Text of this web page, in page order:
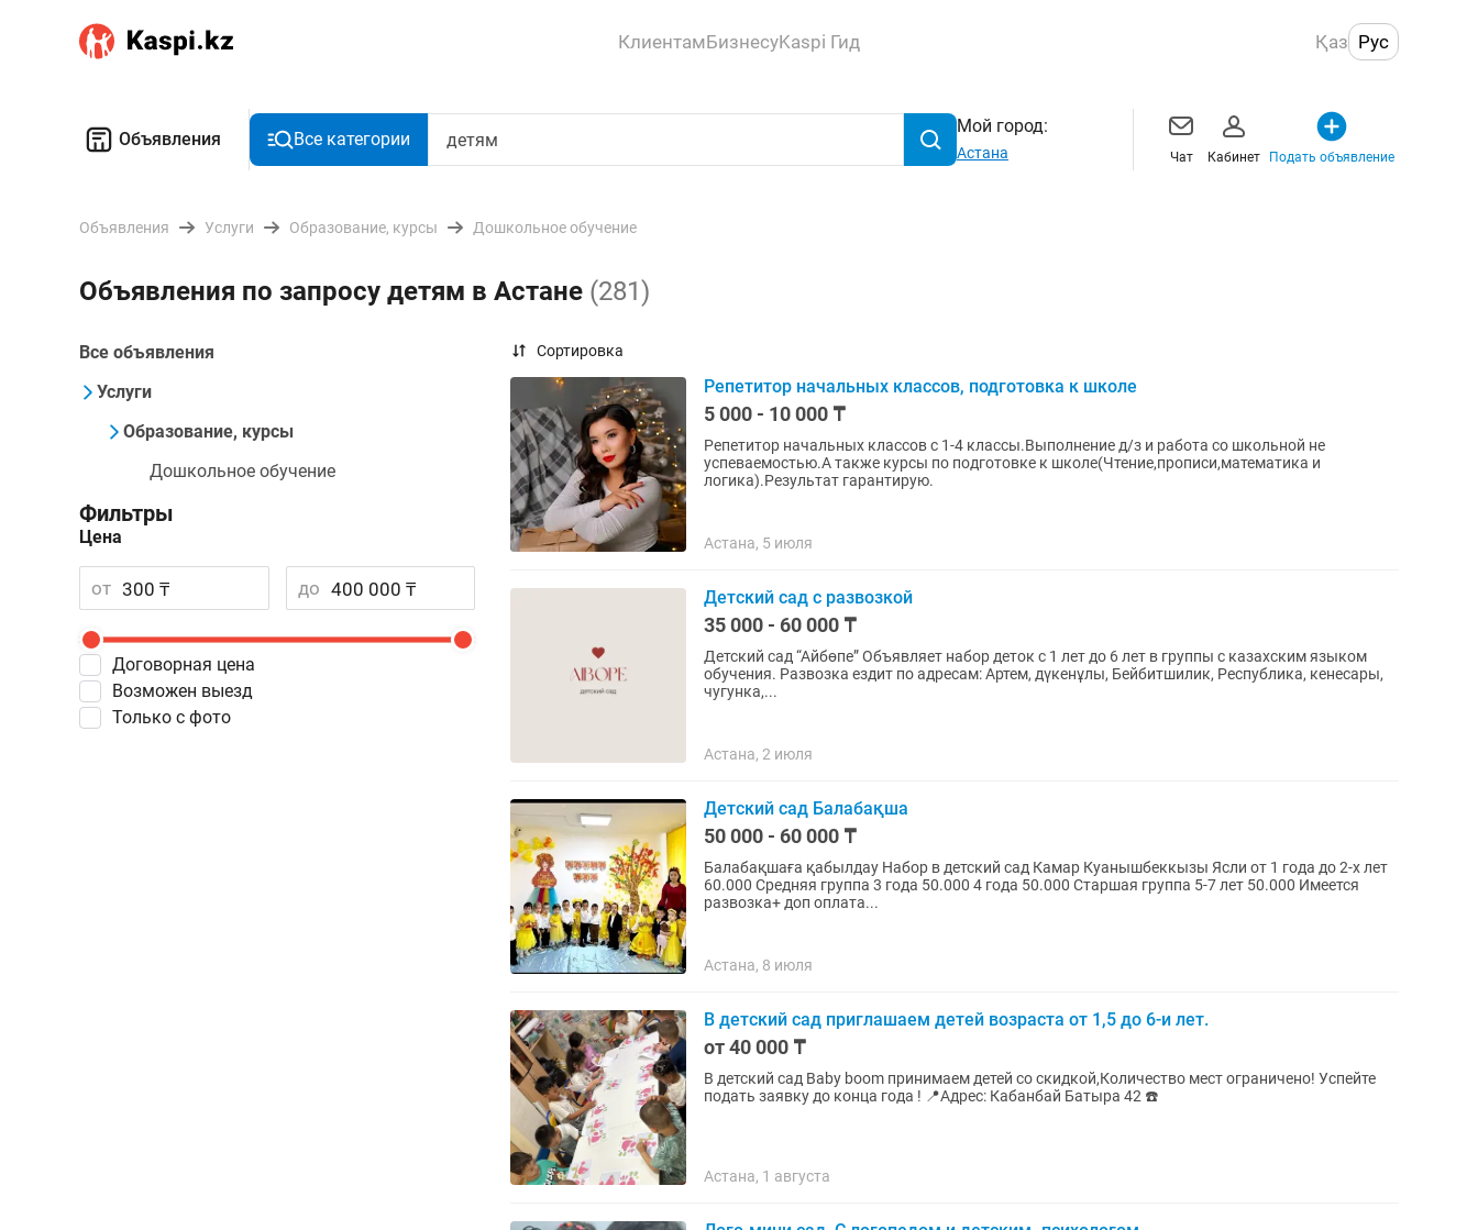
КлиентамБизнесуKaspi Гид Қаз Рус
Объявления Все категории
Мой город:
Астана Чат Кабинет Подать объявление
Объявления Услуги Образование, курсы Дошкольное обучение
Объявления по запросу детям в Астане (281)
Все объявления
Услуги
Образование, курсы
Дошкольное обучение
Фильтры
Цена
от до
Договорная цена
Возможен выезд
Только с фото
Сортировка
Репетитор начальных классов, подготовка к школе
5 000 - 10 000 ₸
Репетитор начальных классов с 1-4 классы.Выполнение д/з и работа со школьной не
успеваемостью.А также курсы по подготовке к школе(Чтение,прописи,математика и
логика).Результат гарантирую.
Астана, 5 июля
Детский сад с развозкой
35 000 - 60 000 ₸
Детский сад “Айбөпе” Объявляет набор деток с 1 лет до 6 лет в группы с казахским языком
обучения. Развозка ездит по адресам: Артем, дүкенұлы, Бейбитшилик, Республика, кенесары,
чугунка,...
Астана, 2 июля
Детский сад Балабақша
50 000 - 60 000 ₸
Балабақшаға қабылдау Набор в детский сад Камар Куанышбеккызы Ясли от 1 года до 2-х лет
60.000 Средняя группа 3 года 50.000 4 года 50.000 Старшая группа 5-7 лет 50.000 Имеется
развозка+ доп оплата...
Астана, 8 июля
В детский сад приглашаем детей возраста от 1,5 до 6-и лет.
от 40 000 ₸
В детский сад Baby boom принимаем детей со скидкой,Количество мест ограничено! Успейте
подать заявку до конца года ! 📍Адрес: Кабанбай Батыра 42 ☎️
Астана, 1 августа